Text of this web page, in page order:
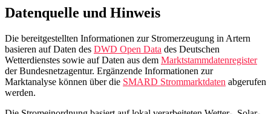
Datenquelle und Hinweis
Die bereitgestellten Informationen zur Stromerzeugung in Artern
basieren auf Daten des DWD Open Data des Deutschen
Wetterdienstes sowie auf Daten aus dem Marktstammdatenregister
der Bundesnetzagentur. Ergänzende Informationen zur
Marktanalyse können über die SMARD Strommarktdaten abgerufen
werden.